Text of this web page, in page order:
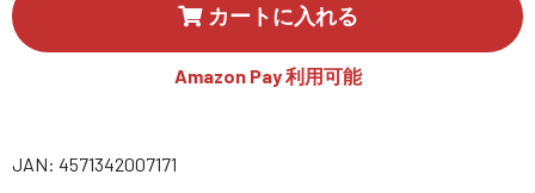
SEKIDO
カートに入れる
Amazon Pay 利用可能
JAN: 4571342007171